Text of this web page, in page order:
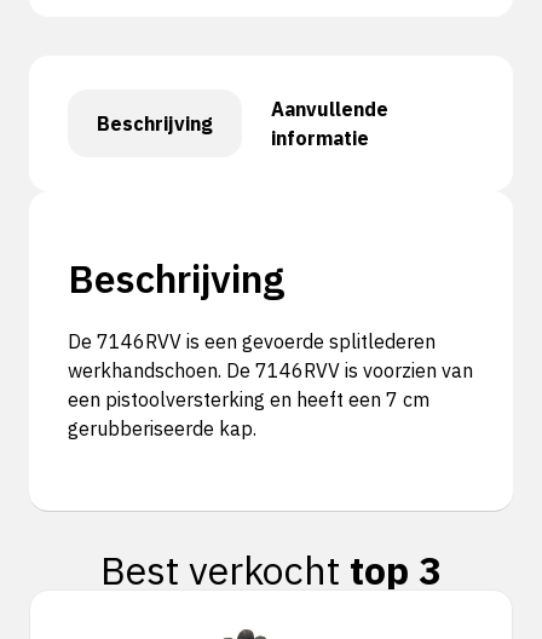
Beschrijving
Aanvullende
informatie
Beschrijving
De 7146RVV is een gevoerde splitlederen
werkhandschoen. De 7146RVV is voorzien van
een pistoolversterking en heeft een 7 cm
gerubberiseerde kap.
Best verkocht top 3